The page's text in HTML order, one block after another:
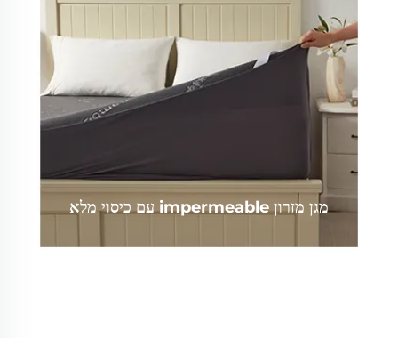
מגן מזרון impermeable עם כיסוי מלא